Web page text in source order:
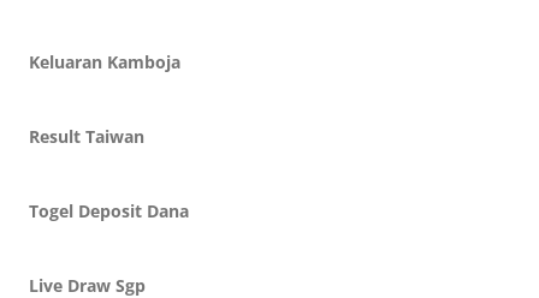
Keluaran Kamboja
Result Taiwan
Togel Deposit Dana
Live Draw Sgp